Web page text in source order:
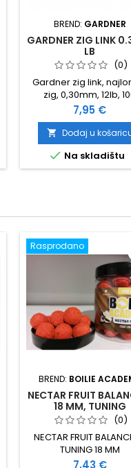
BREND: GARDNER
GARDNER ZIG LINK
LB
(0)
Gardner zig link,
zig, 0,30mm, 12lb,
metara
Cijena
7,95 €
 Dodaj u
 Na skladištu
Rasprodano
BREND: BOILIE
NECTAR FRUIT
18 MM, TUNING
(0)
NECTAR FRUIT
TUNING 18 MM
Cijena
7,43 €